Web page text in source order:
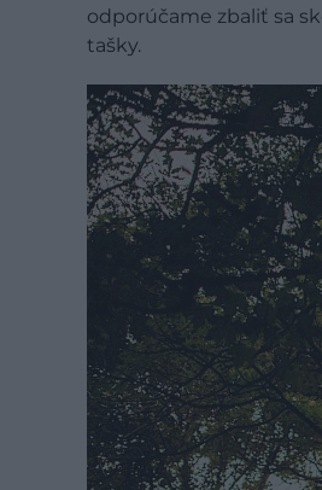
odporúčame zbaliť sa
tašky.